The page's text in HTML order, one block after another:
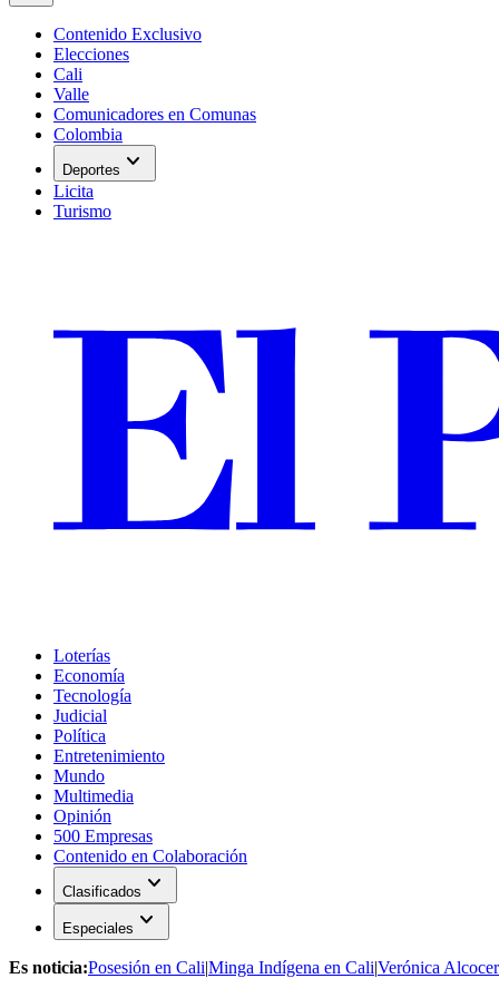
Contenido Exclusivo
Elecciones
Cali
Valle
Comunicadores en Comunas
Colombia
Deportes expand_more
Licita
Turismo
Loterías
Economía
Tecnología
Judicial
Política
Entretenimiento
Mundo
Multimedia
Opinión
500 Empresas
Contenido en Colaboración
Clasificados expand_more
Especiales expand_more
Es noticia:Posesión en Cali|Minga Indígena en Cali|Verónica Alcocer